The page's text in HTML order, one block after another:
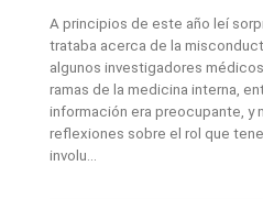
A principios de este año leí
trataba acerca de la
algunos investigadores
ramas de la medicina interna,
información era preocupante, y
reflexiones sobre el rol que
involu...